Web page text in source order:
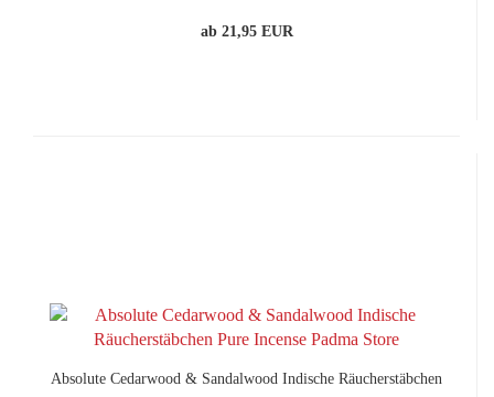
ab 21,95 EUR
Absolute Cedarwood & Sandalwood Indische Räucherstäbchen